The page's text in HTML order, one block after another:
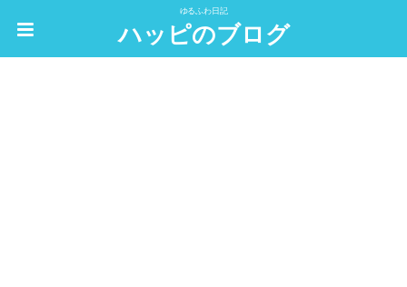
ゆるふわ日記
ハッピのブログ